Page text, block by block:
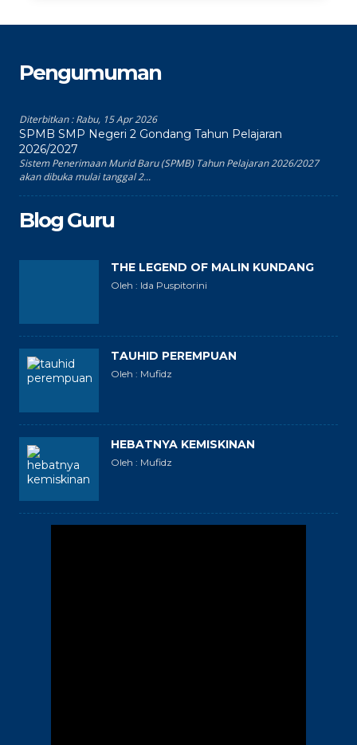
Pengumuman
Diterbitkan :Rabu, 15 Apr 2026
SPMB SMP Negeri 2 Gondang Tahun Pelajaran
2026/2027
Sistem Penerimaan Murid Baru (SPMB) Tahun Pelajaran 2026/2027
akan dibuka mulai tanggal 2...
Blog Guru
THE LEGEND OF MALIN KUNDANG
Oleh : Ida Puspitorini
TAUHID PEREMPUAN
Oleh : Mufidz
HEBATNYA KEMISKINAN
Oleh : Mufidz